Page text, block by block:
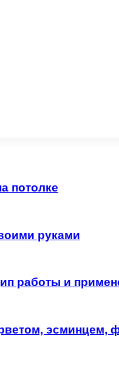
потолке
руками
работы и
эсминцем,